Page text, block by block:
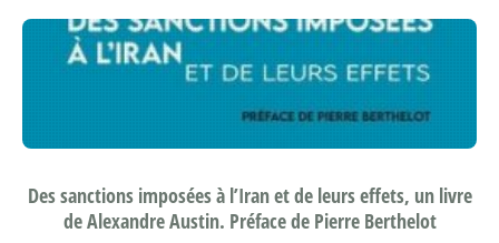
Des sanctions imposées à l’Iran et de leurs effets, un livre
de Alexandre Austin. Préface de Pierre Berthelot